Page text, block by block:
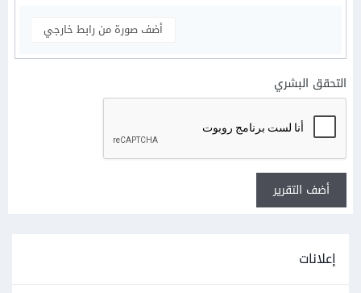
أضف صورة من رابط خارجي
التحقق البشري
أضف التقرير
إعلانات